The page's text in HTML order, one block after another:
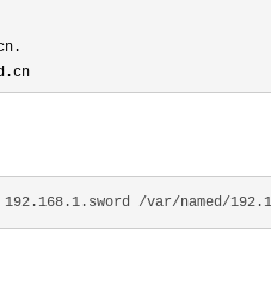
192.168.1.sword /var/named/